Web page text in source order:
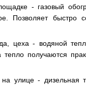
- газовый
Позволяет быстро
цеха - водяной
получаются
улице - дизельная